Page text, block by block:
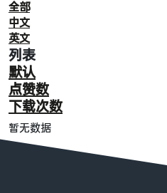
全部
中文
英文
列表
默认
点赞数
下载次数
暂无数据